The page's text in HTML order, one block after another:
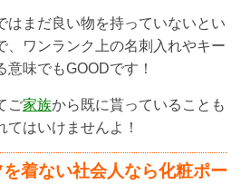
はまだ良い物を持っていないとい
、ワンランク上の名刺入れやキー
味でもGOODです！
ご家族から既に貰っていることも
はいけませんよ！
着ない社会人なら化粧ポー